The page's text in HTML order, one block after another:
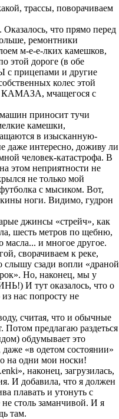
трассы, поворачиваем
что прямо перед
ремонтники
м-е-е-лких камешков,
этой дороге (в обе
с прицепами и другие
колес этой
КАМАЗА, мчащегося с
приносит тучи
камешки,
в изысканную-
даже интересно, доживу ли
человек-катастрофа. В
этом неприятности не
не только мой
с мысиком. Вот,
ноги. Видимо, гудрон
джинсы «стрейч», как
шесть метров по щебню,
и многое другое.
сворачиваем к реке,
слышу сзади вопли «драной
Но, наконец, мы у
И тут оказалось, что о
нас попросту не
считая, что и обычные
предлагаю раздеться
обдумывает это
«в одетом состоянии»
на одни мои носки!
наконец, загрузилась,
И добавила, что я должен
плавать и утонуть с
столь заманчивой. И я
там.